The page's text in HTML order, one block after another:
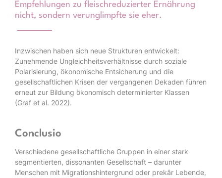
Empfehlungen zu fleischreduzierter Ernährung
nicht, sondern verunglimpfte sie eher.
Inzwischen haben sich neue Strukturen entwickelt:
Zunehmende Ungleichheitsverhältnisse durch soziale
Polarisierung, ökonomische Entsicherung und die
gesellschaftlichen Krisen der vergangenen Dekaden führen
erneut zur Bildung ökonomisch determinierter Klassen
(Graf et al. 2022).
Conclusio
Verschiedene gesellschaftliche Gruppen in einer stark
segmentierten, dissonanten Gesellschaft – darunter
Menschen mit Migrationshintergrund oder prekär Lebende,